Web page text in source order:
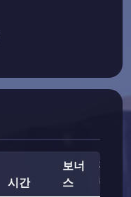
시간
보너
스
전투
력